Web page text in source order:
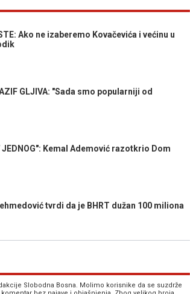
Ako ne izaberemo Kovačevića i većinu u
GLJIVA: "Sada smo popularniji od
JEDNOG": Kemal Ademović razotkrio Dom
tvrdi da je BHRT dužan 100 miliona
Slobodna Bosna. Molimo korisnike da se suzdrže